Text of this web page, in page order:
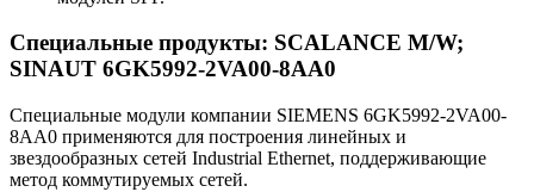
Специальные продукты: SCALANCE M/W;
SINAUT 6GK5992-2VA00-8AA0
Специальные модули компании SIEMENS 6GK5992-2VA00-
8AA0 применяются для построения линейных и
звездообразных сетей Industrial Ethernet, поддерживающие
метод коммутируемых сетей.